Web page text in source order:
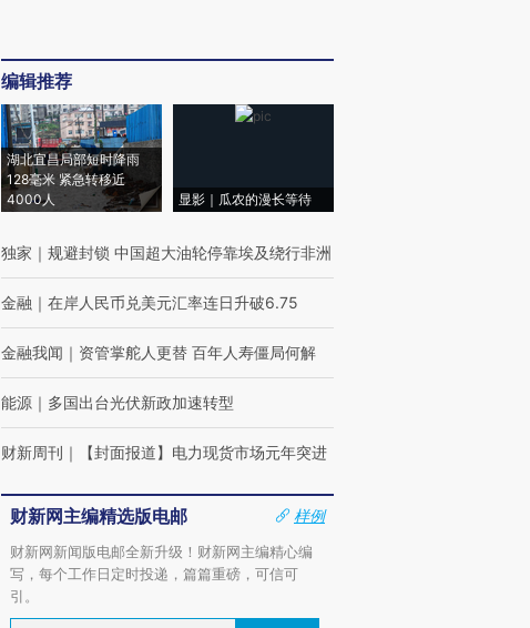
编辑推荐
湖北宜昌局部短时降雨
128毫米 紧急转移近
4000人
显影｜瓜农的漫长等待
独家 ｜ 规避封锁 中国超大油轮停靠埃及绕行非洲
金融 ｜ 在岸人民币兑美元汇率连日升破6.75
金融我闻 ｜ 资管掌舵人更替 百年人寿僵局何解
能源 ｜ 多国出台光伏新政加速转型
财新周刊 ｜ 【封面报道】电力现货市场元年突进
财新网主编精选版电邮
样例
财新网新闻版电邮全新升级！财新网主编精心编
写，每个工作日定时投递，篇篇重磅，可信可
引。